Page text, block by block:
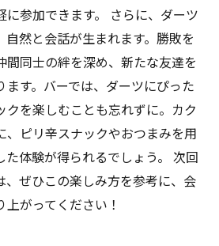
に参加できます。 さらに、ダーツ
自然と会話が生まれます。勝敗を
間同士の絆を深め、新たな友達を
ます。バーでは、ダーツにぴった
クを楽しむことも忘れずに。カク
、ピリ辛スナックやおつまみを用
た体験が得られるでしょう。 次回
、ぜひこの楽しみ方を参考に、会
がってください！